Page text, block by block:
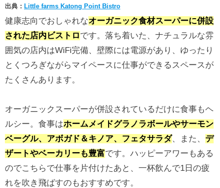
出典： Little farms Katong Point Bistro
健康志向でおしゃれなオーガニック食材スーパーに併設
された店内ビストロです。落ち着いた、ナチュラルな雰
囲気の店内はWiFi完備、壁際には電源があり、ゆったり
とくつろぎながらマイペースに仕事ができるスペースが
たくさんあります。
オーガニックスーパーが併設されているだけに食事もヘ
ルシー。食事はホームメイドグラノラボールやサーモン
ベーグル、アボガド＆キノア、フェタサラダ、また、 デ
ザートやベーカリーも豊富です。ハッピーアワーもある
のでこちらで仕事を片付けたあと、一杯飲んで1日の疲
れを吹き飛ばすのもおすすめです。